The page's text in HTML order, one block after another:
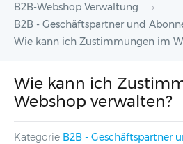
B2B-Webshop Verwaltung
B2B - Geschäftspartner und
Wie kann ich Zustimmungen im
Wie kann ich
Webshop verwalten?
Kategorie B2B - Geschäftspartner